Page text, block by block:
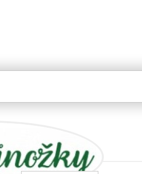
s.r.o.